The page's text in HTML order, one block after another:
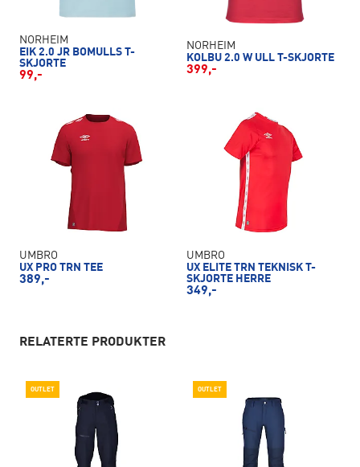
NORHEIM
EIK 2.0 JR BOMULLS T-
SKJORTE
99,-
NORHEIM
KOLBU 2.0 W ULL T-SKJORTE
399,-
UMBRO
UX PRO TRN TEE
389,-
UMBRO
UX ELITE TRN TEKNISK T-
SKJORTE HERRE
349,-
RELATERTE PRODUKTER
OUTLET OUTLET